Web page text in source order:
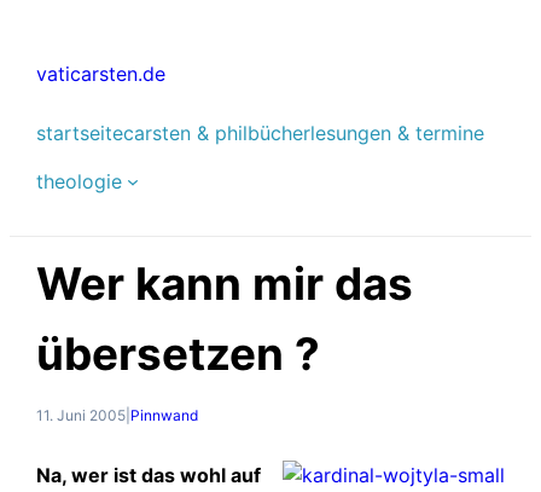
springen
vaticarsten.de
startseitecarsten & philbücherlesungen & termine
theologie
Wer kann mir das
übersetzen ?
11. Juni 2005 Pinnwand
Na, wer ist das wohl auf